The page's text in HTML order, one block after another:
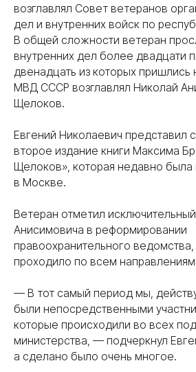
возглавлял Совет ветеранов
дел и внутренних войск по
В общей сложности ветеран
внутренних дел более двадцати
двенадцать из которых пришлись
МВД СССР возглавлял Николай
Щелоков.
Евгений Николаевич представил
второе издание книги Максима
Щелоков», которая недавно была
в Москве.
Ветеран отметил
Анисимовича в реформировании
правоохранительного
проходило по всем
— В тот самый период мы,
были непосредственными
которые происходили во всех
министерства, — подчеркнул
а сделано было очень многое.